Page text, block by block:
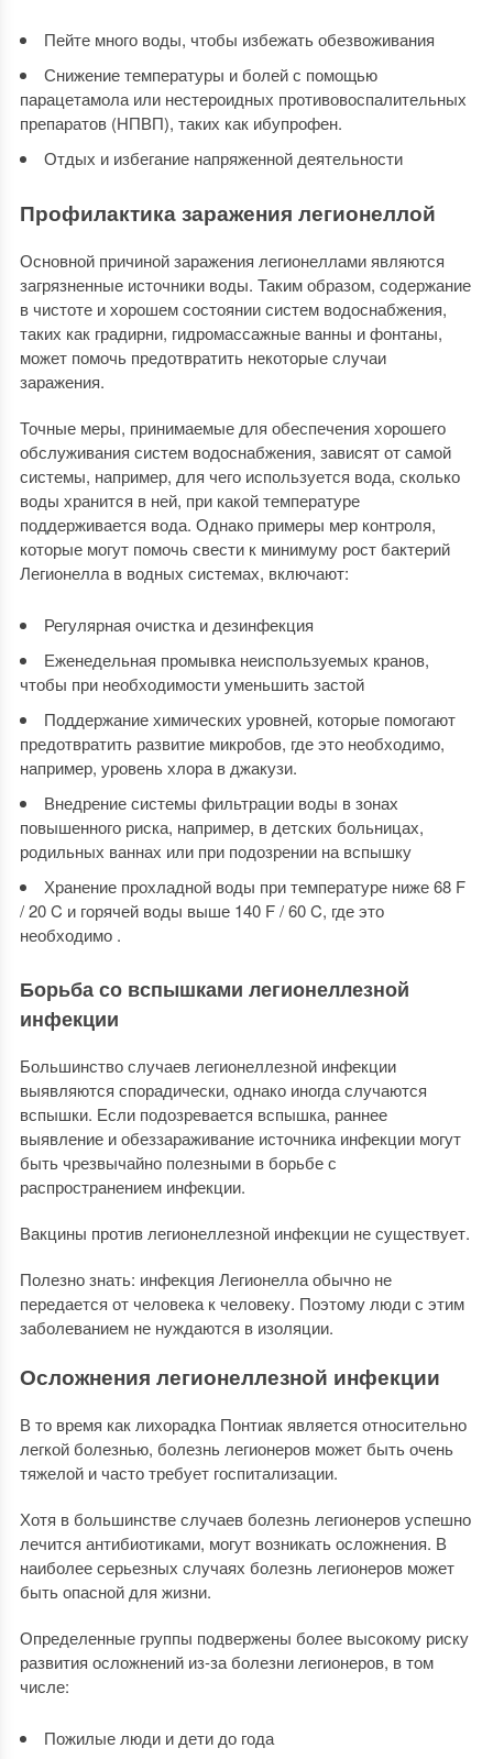
Пейте много воды, чтобы избежать обезвоживания
Снижение температуры и болей с помощью
парацетамола или нестероидных противовоспалительных
препаратов (НПВП), таких как ибупрофен.
Отдых и избегание напряженной деятельности
Профилактика заражения легионеллой
Основной причиной заражения легионеллами являются
загрязненные источники воды. Таким образом, содержание
в чистоте и хорошем состоянии систем водоснабжения,
таких как градирни, гидромассажные ванны и фонтаны,
может помочь предотвратить некоторые случаи
заражения.
Точные меры, принимаемые для обеспечения хорошего
обслуживания систем водоснабжения, зависят от самой
системы, например, для чего используется вода, сколько
воды хранится в ней, при какой температуре
поддерживается вода. Однако примеры мер контроля,
которые могут помочь свести к минимуму рост бактерий
Легионелла в водных системах, включают:
Регулярная очистка и дезинфекция
Еженедельная промывка неиспользуемых кранов,
чтобы при необходимости уменьшить застой
Поддержание химических уровней, которые помогают
предотвратить развитие микробов, где это необходимо,
например, уровень хлора в джакузи.
Внедрение системы фильтрации воды в зонах
повышенного риска, например, в детских больницах,
родильных ваннах или при подозрении на вспышку
Хранение прохладной воды при температуре ниже 68 F
/ 20 C и горячей воды выше 140 F / 60 C, где это
необходимо .
Борьба со вспышками легионеллезной
инфекции
Большинство случаев легионеллезной инфекции
выявляются спорадически, однако иногда случаются
вспышки. Если подозревается вспышка, раннее
выявление и обеззараживание источника инфекции могут
быть чрезвычайно полезными в борьбе с
распространением инфекции.
Вакцины против легионеллезной инфекции не существует.
Полезно знать: инфекция Легионелла обычно не
передается от человека к человеку. Поэтому люди с этим
заболеванием не нуждаются в изоляции.
Осложнения легионеллезной инфекции
В то время как лихорадка Понтиак является относительно
легкой болезнью, болезнь легионеров может быть очень
тяжелой и часто требует госпитализации.
Хотя в большинстве случаев болезнь легионеров успешно
лечится антибиотиками, могут возникать осложнения. В
наиболее серьезных случаях болезнь легионеров может
быть опасной для жизни.
Определенные группы подвержены более высокому риску
развития осложнений из-за болезни легионеров, в том
числе:
Пожилые люди и дети до года